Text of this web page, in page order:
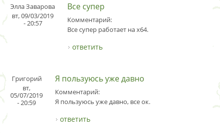
Элла Заварова
вт, 09/03/2019
- 20:57
Все супер
Комментарий:
Все супер работает на x64.
ответить
Григорий
вт,
05/07/2019
- 20:59
Я пользуюсь уже давно
Комментарий:
Я пользуюсь уже давно, все ок.
ответить